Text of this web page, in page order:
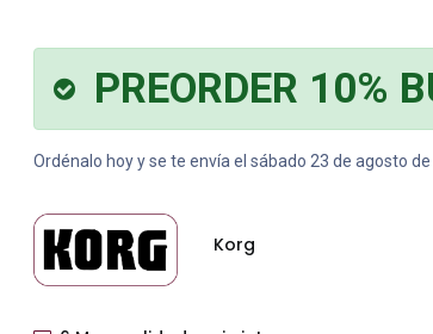
PREORDER 10%
Ordénalo hoy y se te envía el sábado 23 de agosto
Korg